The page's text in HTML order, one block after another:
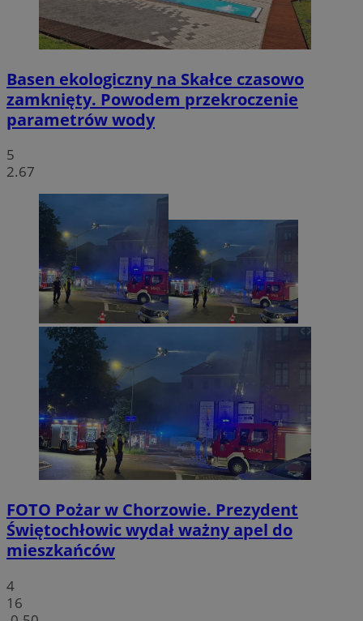
Basen ekologiczny na Skałce czasowo
zamknięty. Powodem przekroczenie
parametrów wody
5
2.67
FOTO Pożar w Chorzowie. Prezydent
Świętochłowic wydał ważny apel do
mieszkańców
4
16